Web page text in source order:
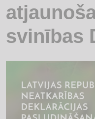
svinības